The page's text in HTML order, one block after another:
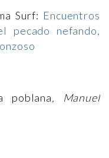
Surf: Encuentros
pecado nefando,
poblana, Manuel